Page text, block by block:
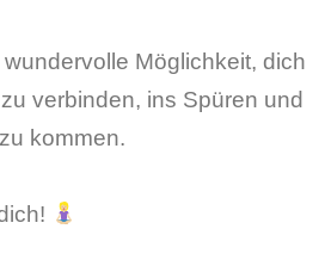
Möglichkeit, dich
verbinden, ins Spüren und
kommen.